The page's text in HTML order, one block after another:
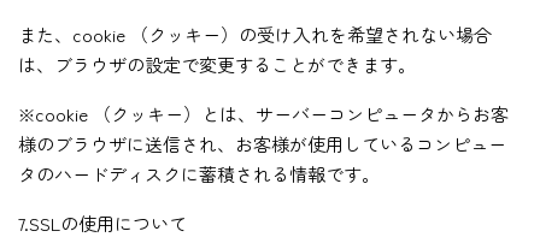
また、cookie （クッキー）の受け入れを希望されない場合
は、ブラウザの設定で変更することができます。
※cookie （クッキー）とは、サーバーコンピュータからお客
様のブラウザに送信され、お客様が使用しているコンピュー
タのハードディスクに蓄積される情報です。
7.SSLの使用について